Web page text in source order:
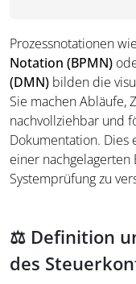
Prozessnotationen wie
Notation (BPMN)
(DMN) bilden die
Sie machen Abläufe,
nachvollziehbar und
Dokumentation. Dies
einer
Systemprüfung zu
⚖️ Definition
des